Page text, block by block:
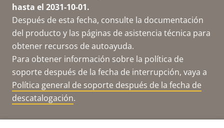
hasta el 2031-10-01.
Después de esta fecha, consulte la documentación
del producto y las páginas de asistencia técnica para
obtener recursos de autoayuda.
Para obtener información sobre la política de
soporte después de la fecha de interrupción, vaya a
Política general de soporte después de la fecha de
descatalogación.